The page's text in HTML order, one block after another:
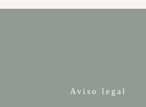
Aviso legal